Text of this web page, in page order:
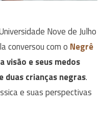
Nove de Julho
conversou com o Negrê
visão e seus medos
duas crianças negras.
e suas perspectivas